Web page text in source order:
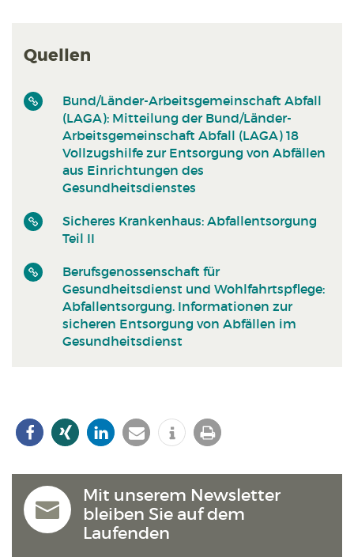
Quellen
Bund/Länder-Arbeitsgemeinschaft Abfall
(LAGA): Mitteilung der Bund/Länder-
Arbeitsgemeinschaft Abfall (LAGA) 18
Vollzugshilfe zur Entsorgung von Abfällen
aus Einrichtungen des
Gesundheitsdienstes
Sicheres Krankenhaus: Abfallentsorgung
Teil II
Berufsgenossenschaft für
Gesundheitsdienst und Wohlfahrtspflege:
Abfallentsorgung. Informationen zur
sicheren Entsorgung von Abfällen im
Gesundheitsdienst
Mit unserem Newsletter
bleiben Sie auf dem
Laufenden